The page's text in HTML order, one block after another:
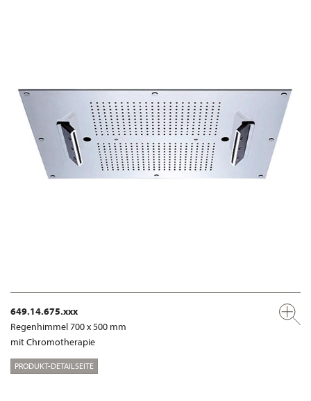
649.14.675.xxx
Regenhimmel 700 x 500 mm
mit Chromotherapie
PRODUKT-DETAILSEITE